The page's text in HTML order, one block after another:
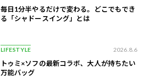
毎日1分半やるだけで変わる。どこでもでき
る「シャドースイング」とは
LIFESTYLE 2026.8.6
トゥミ×ソフの最新コラボ、大人が持ちたい
万能バッグ